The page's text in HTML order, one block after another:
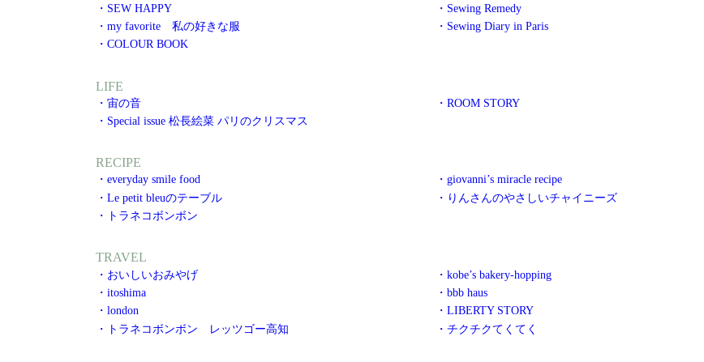
・SEW HAPPY
・Sewing Remedy
・my favorite 私の好きな服
・Sewing Diary in Paris
・COLOUR BOOK
LIFE
・宙の音 ・ROOM STORY
・Special issue 松長絵菜 パリのクリスマス
RECIPE
・everyday smile food ・giovanni’s miracle recipe
・Le petit bleuのテーブル
・りんさんのやさしいチャイニーズ
・トラネコボンボン
TRAVEL
・おいしいおみやげ ・kobe’s bakery-hopping
・itoshima
・bbb haus
・london
・LIBERTY STORY
・トラネコボンボン レッツゴー高知
・チクチクてくてく